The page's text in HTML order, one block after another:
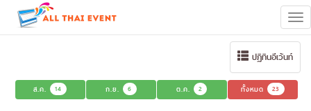
ปฏิทินอีเว้นท์
ส.ค. 14 ก.ย. 6 ต.ค. 2 ทั้งหมด 23